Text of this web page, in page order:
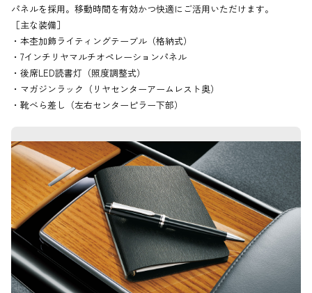
パネルを採用。移動時間を有効かつ快適にご活用いただけます。
［主な装備］
・本杢加飾ライティングテーブル（格納式）
・7インチリヤマルチオペレーションパネル
・後席LED読書灯（照度調整式）
・マガジンラック（リヤセンターアームレスト奥）
・靴べら差し（左右センターピラー下部）